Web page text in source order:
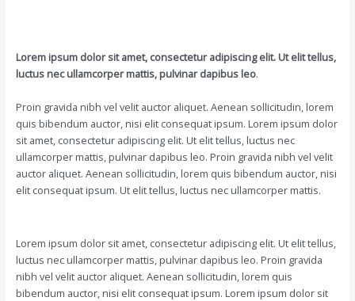
Lorem ipsum dolor sit amet, consectetur adipiscing elit. Ut elit tellus,
luctus nec ullamcorper mattis, pulvinar dapibus leo.
Proin gravida nibh vel velit auctor aliquet. Aenean sollicitudin, lorem
quis bibendum auctor, nisi elit consequat ipsum. Lorem ipsum dolor
sit amet, consectetur adipiscing elit. Ut elit tellus, luctus nec
ullamcorper mattis, pulvinar dapibus leo. Proin gravida nibh vel velit
auctor aliquet. Aenean sollicitudin, lorem quis bibendum auctor, nisi
elit consequat ipsum. Ut elit tellus, luctus nec ullamcorper mattis.
Lorem ipsum dolor sit amet, consectetur adipiscing elit. Ut elit tellus,
luctus nec ullamcorper mattis, pulvinar dapibus leo. Proin gravida
nibh vel velit auctor aliquet. Aenean sollicitudin, lorem quis
bibendum auctor, nisi elit consequat ipsum. Lorem ipsum dolor sit